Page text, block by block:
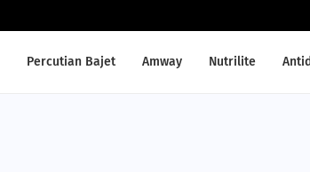
Percutian Bajet Amway Nutrilite